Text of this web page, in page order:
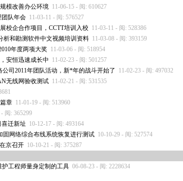
模改善办公环境 11-06-15 - 阅: 610627
团队年会 11-03-11 - 阅: 576527
校企合作项目，CCTT培训入校 11-03-11 - 阅: 528386
析和勘测软件中文视频培训资料 11-03-08 - 阅: 393159
年度两项大奖 11-03-06 - 阅: 518954
安恒迅速成长中 11-02-23 - 阅: 501257
公司2011年团队活动，新*年的战斗开始了
11-02-23 - 阅: 497032
无线网验收测试 11-02-21 - 阅: 531535
章 11-01-19 - 阅: 513960
阅: 365299
喜迁新址 10-12-17 - 阅: 493164
固网络综合布线系统恢复进行测试 10-10-29 - 阅: 527574
京召开 10-10-21 - 阅: 375287
工程师量身定制的工具 06-08-23 - 阅: 2228634